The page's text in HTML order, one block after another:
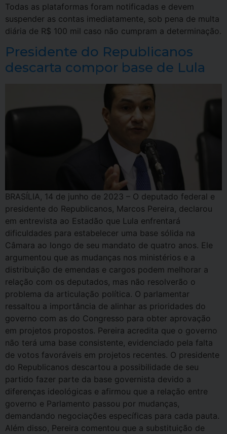
Todas as plataformas foram notificadas e devem
suspender as contas imediatamente, sob pena de multa
diária de R$ 100 mil caso não cumpram a determinação.
Presidente do Republicanos
descarta compor base de Lula
BRASÍLIA, 14 de junho de 2023 – O deputado federal e
presidente do Republicanos, Marcos Pereira, declarou
em entrevista ao Estadão que Lula enfrentará
dificuldades para estabelecer uma base sólida na
Câmara ao longo de seu mandato de quatro anos. Ele
argumentou que as mudanças nos ministérios e a
distribuição de emendas e cargos podem melhorar a
relação com os deputados, mas não resolverão o
problema da articulação política. O parlamentar
ressaltou a importância de alinhar as prioridades do
governo com as do Congresso para obter aprovação
em projetos propostos. Pereira acredita que o governo
não terá uma base consistente, evidenciado pela falta
de votos favoráveis em projetos recentes. O presidente
do Republicanos descartou a possibilidade de seu
partido fazer parte da base governista devido a
diferenças ideológicas e afirmou que a relação entre
governo e Parlamento passou por mudanças,
demandando negociações específicas para cada pauta.
Além disso, Pereira comentou que a substituição de